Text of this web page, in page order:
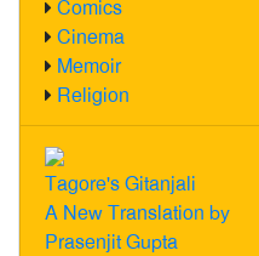
Comics
Cinema
Memoir
Religion
Tagore's Gitanjali
A New Translation by
Prasenjit Gupta